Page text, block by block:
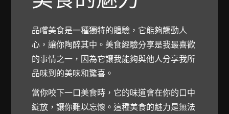
品嚐美食是一種獨特的體驗，它能夠觸動人
心，讓你陶醉其中。美食經驗分享是我最喜歡
的事情之一，因為它讓我能夠與他人分享我所
品味到的美味和驚喜。
當你咬下一口美食時，它的味道會在你的口中
綻放，讓你難以忘懷。這種美食的魅力是無法